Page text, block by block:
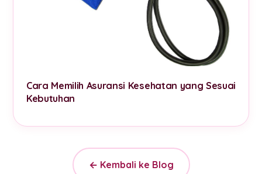
Cara Memilih Asuransi Kesehatan yang Sesuai
Kebutuhan
← Kembali ke Blog